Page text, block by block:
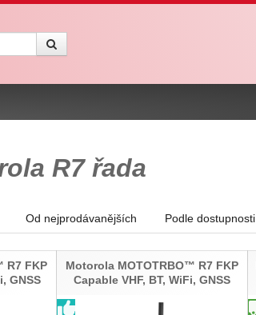
R7 řada
Od nejprodávanějších Podle dostupnosti
R7 FKP
GNSS
Motorola MOTOTRBO™ R7 FKP
Capable VHF, BT, WiFi, GNSS